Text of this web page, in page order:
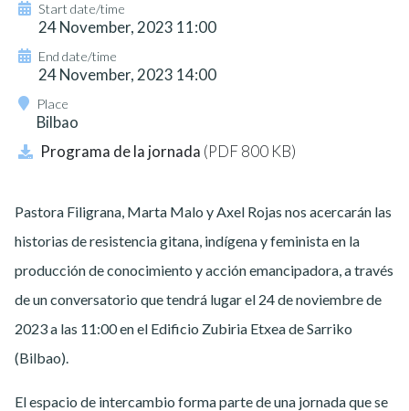
Pastora Filigrana, Marta Malo y Axel Rojas nos acercarán las
historias de resistencia gitana, indígena y feminista en la
producción de conocimiento y acción emancipadora, a través
de un conversatorio que tendrá lugar el 24 de noviembre de
2023 a las 11:00 en el Edificio Zubiria Etxea de Sarriko
(Bilbao).
El espacio de intercambio forma parte de una jornada que se
Start date/time
24 November, 2023 11:00
End date/time
24 November, 2023 14:00
Place
Bilbao
Programa de la jornada (PDF 800 KB)